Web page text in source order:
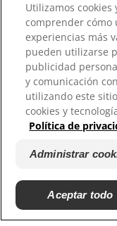
© 2026 Colgate-
Condiciones de uso
Política de
Gestionar mis
Administrar cookies
No vender mi
Utilizamos
comprender cómo
experiencias más
pueden utilizarse
publicidad
y comunicación
utilizando este
cookies y
Política de
Administrar
Aceptar todo